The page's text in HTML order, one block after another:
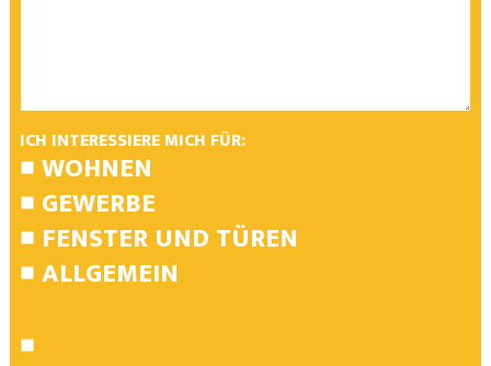
ICH INTERESSIERE MICH FÜR:
WOHNEN
GEWERBE
FENSTER UND TÜREN
ALLGEMEIN